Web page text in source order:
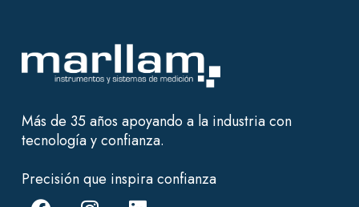
Más de 35 años apoyando a la industria con
tecnología y confianza.
Precisión que inspira confianza